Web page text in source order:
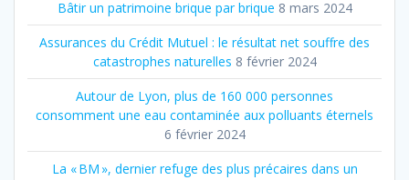
Bâtir un patrimoine brique par brique 8 mars 2024
Assurances du Crédit Mutuel : le résultat net souffre des
catastrophes naturelles 8 février 2024
Autour de Lyon, plus de 160 000 personnes
consomment une eau contaminée aux polluants éternels
6 février 2024
La « BM », dernier refuge des plus précaires dans un